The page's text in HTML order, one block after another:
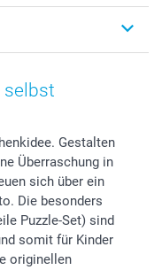
selbst
Gestalten
Überraschung in
sich über ein
Die besonders
Puzzle-Set) sind
somit für Kinder
originellen